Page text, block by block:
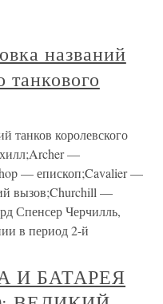
названий
танкового
танков королевского
—
— епископ;Cavalier —
вызов;Churchill —
Спенсер Черчилль,
в период 2-й
И БАТАРЕЯ